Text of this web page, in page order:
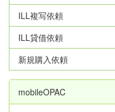
ILL複写依頼
ILL貸借依頼
新規購入依頼
mobileOPAC